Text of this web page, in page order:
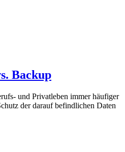
Backup
und Privatleben immer häufiger
der darauf befindlichen Daten